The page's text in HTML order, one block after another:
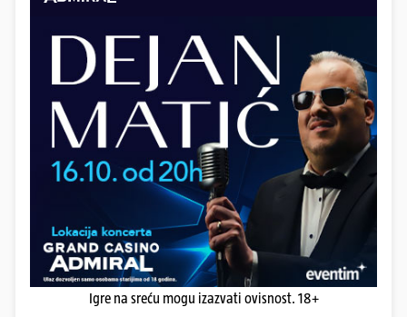
Igre na sreću mogu izazvati ovisnost. 18+